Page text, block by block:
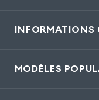
INFORMATIONS
MODÈLES